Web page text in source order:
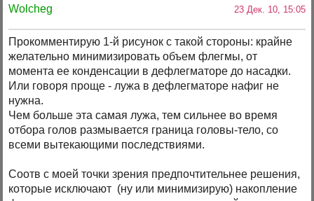
Wolcheg 23 Дек. 10, 15:05
Прокомментирую 1-й рисунок с такой стороны: крайне
желательно минимизировать объем флегмы, от
момента ее конденсации в дефлегматоре до насадки.
Или говоря проще - лужа в дефлегматоре нафиг не
нужна.
Чем больше эта самая лужа, тем сильнее во время
отбора голов размывается граница головы-тело, со
всеми вытекающими последствиями.
Соотв с моей точки зрения предпочтительнее решения,
которые исключают (ну или минимизирую) накопление